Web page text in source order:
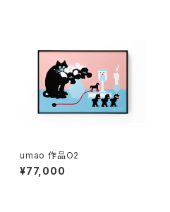
umao 作品O2
¥77,000